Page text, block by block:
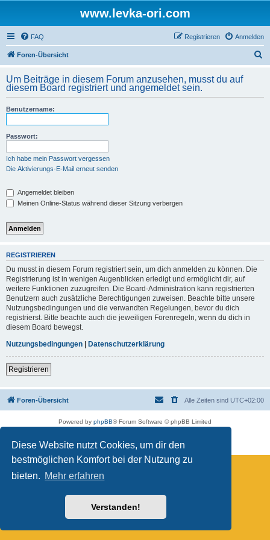
Diese Website nutzt Cookies, um dir den
bestmöglichen Komfort bei der Nutzung zu
bieten. Mehr erfahren
Verstanden!
www.levka-ori.com
FAQ Anmelden
Registrieren
Foren-Übersicht
h
Um Beiträge in diesem Forum anzusehen, musst du auf
diesem Board registriert und angemeldet sein.
Benutzername:
Passwort:
Ich habe mein Passwort vergessen
Die Aktivierungs-E-Mail erneut senden
Angemeldet bleiben
Meinen Online-Status während dieser Sitzung verbergen
REGISTRIEREN
Du musst in diesem Forum registriert sein, um dich anmelden zu können. Die
Registrierung ist in wenigen Augenblicken erledigt und ermöglicht dir, auf
weitere Funktionen zuzugreifen. Die Board-Administration kann registrierten
Benutzern auch zusätzliche Berechtigungen zuweisen. Beachte bitte unsere
Nutzungsbedingungen und die verwandten Regelungen, bevor du dich
registrierst. Bitte beachte auch die jeweiligen Forenregeln, wenn du dich in
diesem Board bewegst.
Nutzungsbedingungen | Datenschutzerklärung
Registrieren
Foren-Übersicht Alle Zeiten sind UTC+02:00
Powered by phpBB® Forum Software © phpBB Limited
Datenschutz|Nutzungsbedingungen